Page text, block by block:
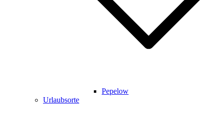
Pepelow
Urlaubsorte